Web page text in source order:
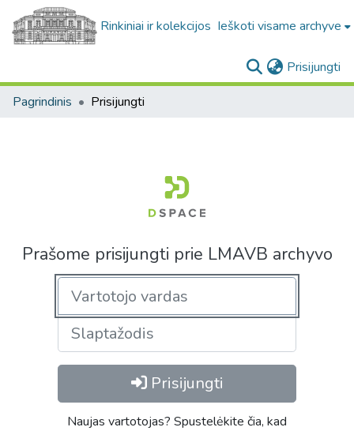
Rinkiniai ir kolekcijos Ieškoti visame archyve
Prisijungti
Pagrindinis Prisijungti
Prašome prisijungti prie LMAVB archyvo
Prisijungti
Naujas vartotojas? Spustelėkite čia, kad